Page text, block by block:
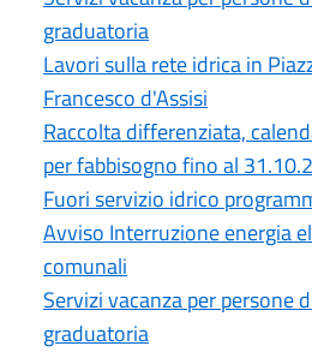
graduatoria
Lavori sulla rete idrica in
Francesco d'Assisi
Raccolta differenziata,
per fabbisogno fino al
Fuori servizio idrico
Avviso Interruzione energia
comunali
Servizi vacanza per persone
graduatoria